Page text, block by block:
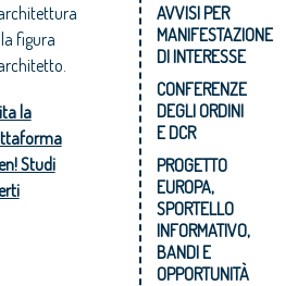
figura
la
Studi
AVVISI PER
MANIFESTAZIONE
DI INTERESSE
CONFERENZE
DEGLI ORDINI
E DCR
PROGETTO
EUROPA,
SPORTELLO
INFORMATIVO,
BANDI E
OPPORTUNITÀ